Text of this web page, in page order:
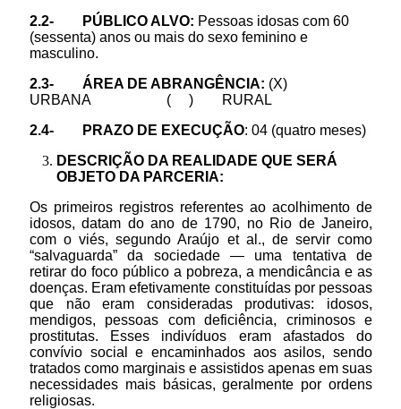
2.2- PÚBLICO ALVO: Pessoas idosas com 60
(sessenta) anos ou mais do sexo feminino e
masculino.
2.3- ÁREA DE ABRANGÊNCIA: (X)
URBANA ( ) RURAL
2.4- PRAZO DE EXECUÇÃO: 04 (quatro meses)
DESCRIÇÃO DA REALIDADE QUE SERÁ
OBJETO DA PARCERIA:
Os primeiros registros referentes ao acolhimento de
idosos, datam do ano de 1790, no Rio de Janeiro,
com o viés, segundo Araújo et al., de servir como
“salvaguarda” da sociedade — uma tentativa de
retirar do foco público a pobreza, a mendicância e as
doenças. Eram efetivamente constituídas por pessoas
que não eram consideradas produtivas: idosos,
mendigos, pessoas com deficiência, criminosos e
prostitutas. Esses indivíduos eram afastados do
convívio social e encaminhados aos asilos, sendo
tratados como marginais e assistidos apenas em suas
necessidades mais básicas, geralmente por ordens
religiosas.